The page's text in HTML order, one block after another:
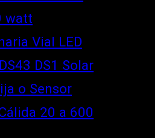
watt
Vial LED
DS1 Solar
o Sensor
20 a 600